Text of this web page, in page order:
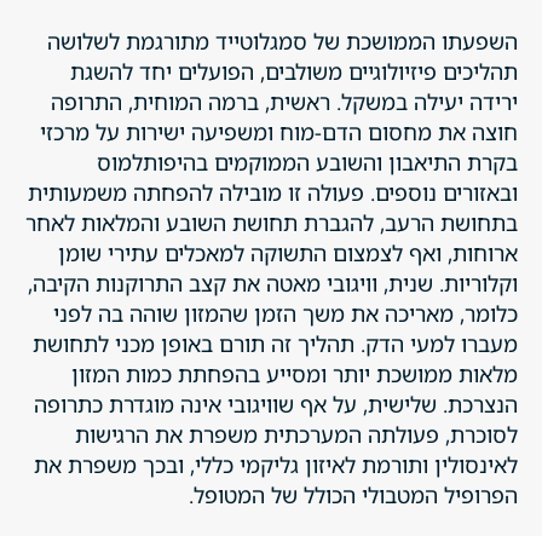
השפעתו הממושכת של סמגלוטייד מתורגמת לשלושה
תהליכים פיזיולוגיים משולבים, הפועלים יחד להשגת
ירידה יעילה במשקל. ראשית, ברמה המוחית, התרופה
חוצה את מחסום הדם-מוח ומשפיעה ישירות על מרכזי
בקרת התיאבון והשובע הממוקמים בהיפותלמוס
ובאזורים נוספים. פעולה זו מובילה להפחתה משמעותית
בתחושת הרעב, להגברת תחושת השובע והמלאות לאחר
ארוחות, ואף לצמצום התשוקה למאכלים עתירי שומן
וקלוריות. שנית, וויגובי מאטה את קצב התרוקנות הקיבה,
כלומר, מאריכה את משך הזמן שהמזון שוהה בה לפני
מעברו למעי הדק. תהליך זה תורם באופן מכני לתחושת
מלאות ממושכת יותר ומסייע בהפחתת כמות המזון
הנצרכת. שלישית, על אף שוויגובי אינה מוגדרת כתרופה
לסוכרת, פעולתה המערכתית משפרת את הרגישות
לאינסולין ותורמת לאיזון גליקמי כללי, ובכך משפרת את
הפרופיל המטבולי הכולל של המטופל.